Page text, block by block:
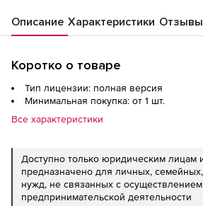
Описание Характеристики Отзывы
Коротко о товаре
Тип лицензии: полная версия
Минимальная покупка: от 1 шт.
Все характеристики
Доступно только юридическим лицам
предназначено для личных,
нужд, не связанных с осуществлением
предпринимательской деятельности